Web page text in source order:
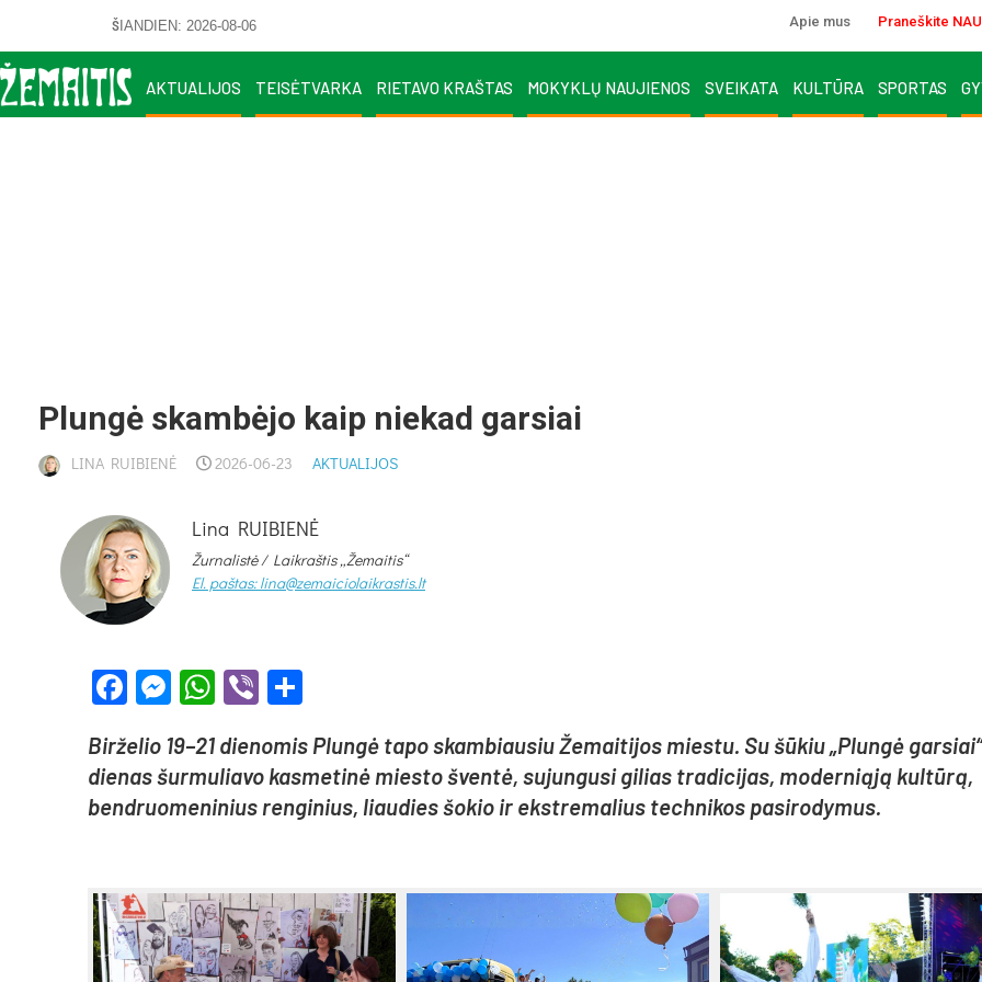
ŠIANDIEN: 2026-08-06 Apie mus Praneškite
AKTUALIJOS TEISĖTVARKA RIETAVO KRAŠTAS MOKYKLŲ NAUJIENOS SVEIKATA KULTŪRA SPORTAS
Plun­gė skam­bė­jo kaip nie­kad gar­siai
LINA RUIBIENĖ 2026-06-23 AKTUALIJOS
Lina RUIBIENĖ
Žurnalistė / Laikraštis „Žemaitis“
El. paštas: lina@zemaiciolaikrastis.lt
Facebook
Messenger
WhatsApp
Viber
Bir­že­lio 19–21 die­no­mis Plun­gė ta­po skam­biau­siu Že­mai­ti­jos mies­tu. Su šū­kiu „Plun­gė
die­nas šur­mu­lia­vo kas­me­ti­nė mies­to šven­tė, su­jun­gu­si gi­lias tra­di­ci­jas, mo­der­nią­ją kul­tū­rą,
bend­ruo­me­ni­nius ren­gi­nius, liau­dies šo­kio ir ekst­re­ma­lius tech­ni­kos pa­si­ro­dy­mus.